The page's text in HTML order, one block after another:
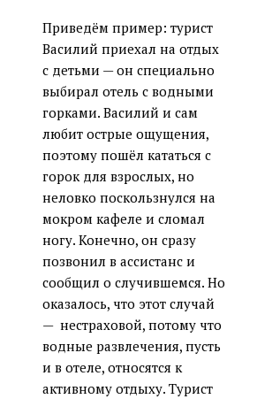
Приведём пример: турист
Василий приехал на отдых
с детьми — он специально
выбирал отель с водными
горками. Василий и сам
любит острые ощущения,
поэтому пошёл кататься с
горок для взрослых, но
неловко поскользнулся на
мокром кафеле и сломал
ногу. Конечно, он сразу
позвонил в ассистанс и
сообщил о случившемся. Но
оказалось, что этот случай
— нестраховой, потому что
водные развлечения, пусть
и в отеле, относятся к
активному отдыху. Турист